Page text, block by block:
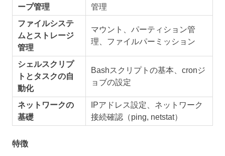
ープ管理
管理
ファイルシステ
ムとストレージ
管理
マウント、パーティション管
理、ファイルパーミッション
シェルスクリプ
トとタスクの自
動化
Bashスクリプトの基本、cronジ
ョブの設定
ネットワークの
基礎
IPアドレス設定、ネットワーク
接続確認（ping, netstat）
特徴